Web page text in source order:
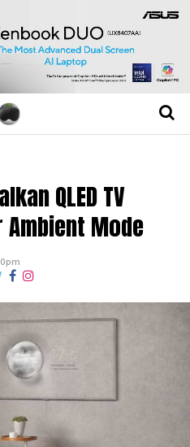
QLED TV
Ambient Mode